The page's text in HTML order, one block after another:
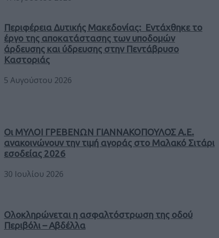
Περιφέρεια Δυτικής Μακεδονίας: Εντάχθηκε το
έργο της αποκατάστασης των υποδομών
άρδευσης και ύδρευσης στην Πεντάβρυσο
Καστοριάς
5 Αυγούστου 2026
Οι ΜΥΛΟΙ ΓΡΕΒΕΝΩΝ ΓΙΑΝΝΑΚΟΠΟΥΛΟΣ Α.Ε.
ανακοινώνουν την τιμή αγοράς στο Μαλακό Σιτάρι
εσοδείας 2026
30 Ιουλίου 2026
Ολοκληρώνεται η ασφαλτόστρωση της οδού
Περιβόλι – Αβδέλλα